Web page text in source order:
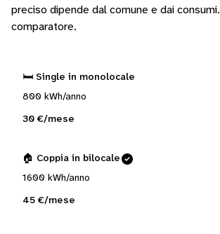
preciso dipende dal comune e dai consumi.
comparatore.
🛏️ Single in monolocale
800 kWh/anno
30 €/mese
🏠 Coppia in bilocale
1600 kWh/anno
45 €/mese